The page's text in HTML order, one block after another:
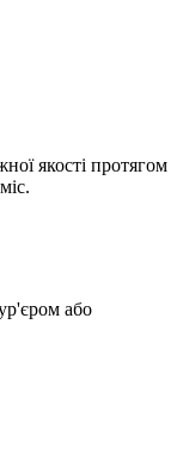
якості протягом
або